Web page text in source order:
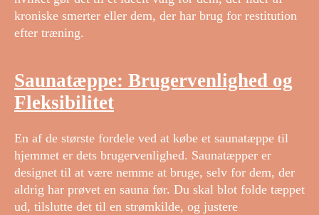
kroniske smerter eller dem, der har brug for restitution
efter træning.
Saunatæppe: Brugervenlighed og
Fleksibilitet
En af de største fordele ved at købe et saunatæppe til
hjemmet er dets brugervenlighed. Saunatæpper er
designet til at være nemme at bruge, selv for dem, der
aldrig har prøvet en sauna før. Du skal blot folde tæppet
ud, tilslutte det til en strømkilde, og justere